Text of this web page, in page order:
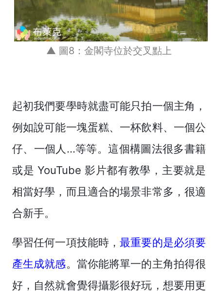
▲ 圖8：金閣寺位於交叉點上
起初我們要學時就盡可能只拍一個主角，
例如說可能一塊蛋糕、一杯飲料、一個公
仔、一個人...等等。這個構圖法很多書籍
或是 YouTube 影片都有教學，主要就是
相當好學，而且適合的場景非常多，很適
合新手。
學習任何一項技能時，最重要的是必須要
產生成就感。當你能將單一的主角拍得很
好，自然就會覺得攝影很好玩，想要用更